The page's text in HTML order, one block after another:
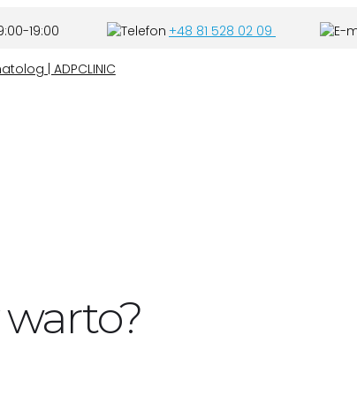
19:00 +48 81 528 02 09